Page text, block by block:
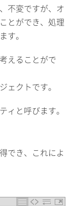
不変ですが、オ
とができ、処理
す。
えることがで
ェクトです。
ィと呼びます。
でき、これによ